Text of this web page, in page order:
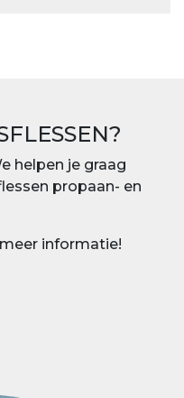
helpen je graag
propaan- en
informatie!